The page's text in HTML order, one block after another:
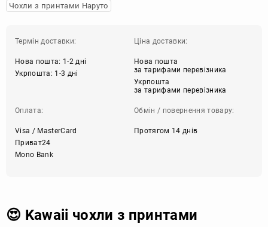
Чохли з принтами Наруто
Термін доставки:
Нова пошта: 1-2 дні
Укрпошта: 1-3 дні
Ціна доставки:
Нова пошта
за тарифами перевізника
Укрпошта
за тарифами перевізника
Оплата:
Visa / MasterCard
Приват24
Mono Bank
Обмін / повернення товару:
Протягом 14 днів
😍 Kawaii чохли з принтами